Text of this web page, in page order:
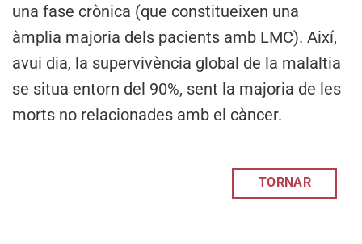
una fase crònica (que constitueixen una
àmplia majoria dels pacients amb LMC). Així,
avui dia, la supervivència global de la malaltia
se situa entorn del 90%, sent la majoria de les
morts no relacionades amb el càncer.
TORNAR